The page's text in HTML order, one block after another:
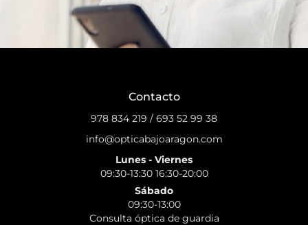
Contacto
978 834 219 / 693 52 99 38
info@opticabajoaragon.com
Lunes - Viernes
09:30-13:30 16:30-20:00
Sábado
09:30-13:00
Consulta óptica de guardia